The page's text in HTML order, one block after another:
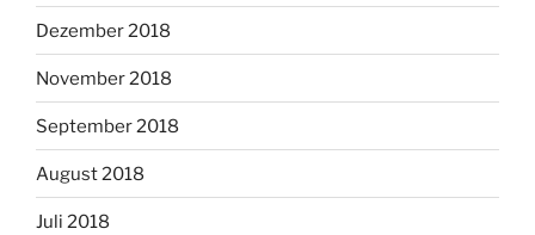
Dezember 2018
November 2018
September 2018
August 2018
Juli 2018